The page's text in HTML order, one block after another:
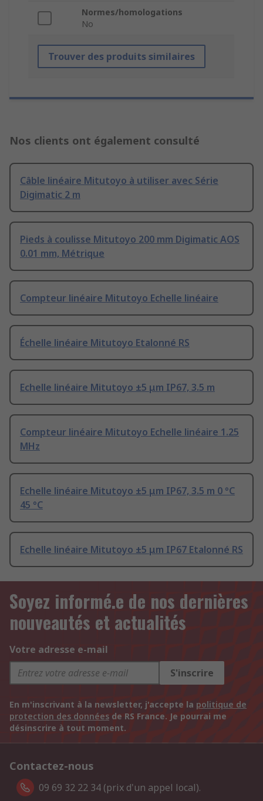
Normes/homologations
No
Trouver des produits similaires
Nos clients ont également consulté
Câble linéaire Mitutoyo à utiliser avec Série
Digimatic 2 m
Pieds à coulisse Mitutoyo 200 mm Digimatic AOS
0.01 mm, Métrique
Compteur linéaire Mitutoyo Echelle linéaire
Échelle linéaire Mitutoyo Etalonné RS
Echelle linéaire Mitutoyo ±5 μm IP67, 3.5 m
Compteur linéaire Mitutoyo Echelle linéaire 1.25
MHz
Echelle linéaire Mitutoyo ±5 μm IP67, 3.5 m 0 °C
45 °C
Echelle linéaire Mitutoyo ±5 μm IP67 Etalonné RS
Soyez informé.e de nos dernières
nouveautés et actualités
Votre adresse e-mail
S'inscrire
En m'inscrivant à la newsletter, j'accepte la politique de
protection des données de RS France. Je pourrai me
désinscrire à tout moment.
Contactez-nous
09 69 32 22 34 (prix d'un appel local).